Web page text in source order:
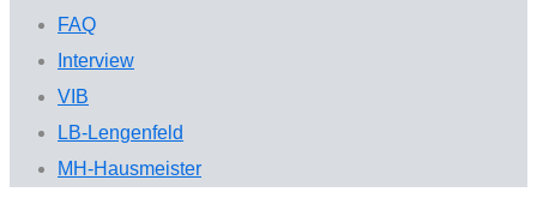
FAQ
Interview
VIB
LB-Lengenfeld
MH-Hausmeister